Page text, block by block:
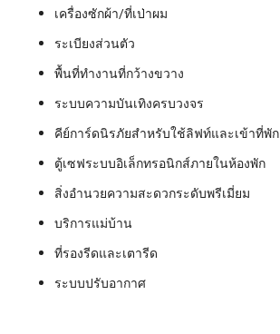
เครื่องซักผ้า/ที่เป่าผม
ระเบียงส่วนตัว
พื้นที่ทำงานที่กว้างขวาง
ระบบความบันเทิงครบวงจร
คีย์การ์ดนิรภัยสำหรับใช้ลิฟท์และเข้าที่พัก
ตู้เซฟระบบอิเล็กทรอนิกส์ภายในห้องพัก
สิ่งอำนวยความสะดวกระดับพรีเมี่ยม
บริการแม่บ้าน
ที่รองรีดและเตารีด
ระบบปรับอากาศ